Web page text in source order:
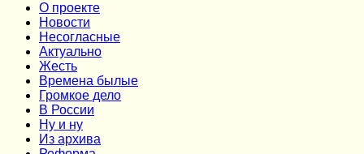
О проекте
Новости
Несогласные
Актуально
Жесть
Времена былые
Громкое дело
В России
Ну и ну
Из архива